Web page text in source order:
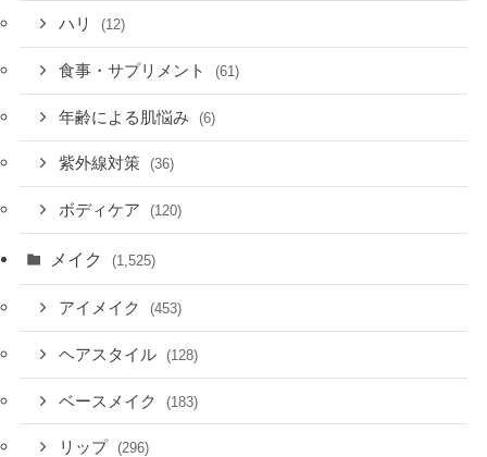
ハリ (12)
食事・サプリメント (61)
年齢による肌悩み (6)
紫外線対策 (36)
ボディケア (120)
メイク (1,525)
アイメイク (453)
ヘアスタイル (128)
ベースメイク (183)
リップ (296)